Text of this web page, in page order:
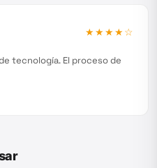
★★★★☆
tecnología. El proceso de